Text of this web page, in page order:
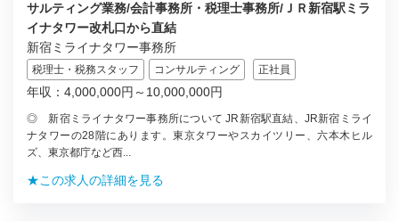
サルティング業務/会計事務所・税理士事務所/ＪＲ新宿駅ミラ
イナタワー改札口から直結
新宿ミライナタワー事務所
税理士・税務スタッフ コンサルティング 正社員
年収：4,000,000円～10,000,000円
◎ 新宿ミライナタワー事務所について JR新宿駅直結、JR新宿ミライ
ナタワーの28階にあります。東京タワーやスカイツリー、六本木ヒル
ズ、東京都庁など西...
★この求人の詳細を見る